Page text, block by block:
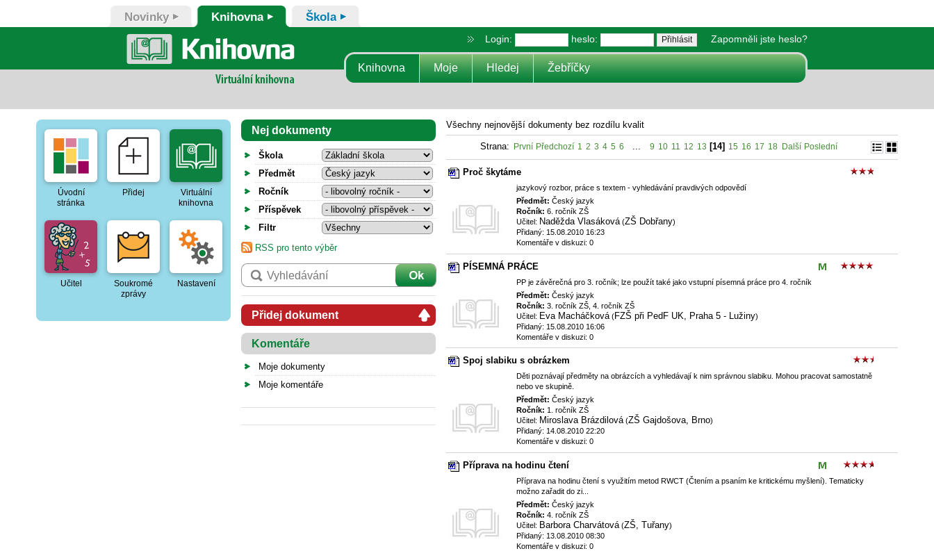
Novinky Knihovna Škola
Login: heslo: Zapomněli jste heslo?
Knihovna Moje Hledej Žebříčky
Úvodní
stránka
Přidej
Virtuální
knihovna
Učitel
Soukromé
zprávy
Nastavení
Nej dokumenty
Škola
Předmět
Ročník
Příspěvek
Filtr
RSS pro tento výběr
Přidej dokument
Komentáře
Moje dokumenty
Moje komentáře
Všechny nejnovější dokumenty bez rozdílu kvalit
Strana: První Předchozí 1 2 3 4 5 6 9 10 11 12 13 [14] 15 16 17 18 Další Poslední
Proč škytáme
jazykový rozbor, práce s textem - vyhledávání pravdivých odpovědí
Předmět: Český jazyk
Ročník: 6. ročník ZŠ
Učitel: Naděžda Vlasáková (ZŠ Dobřany)
Přidaný: 15.08.2010 16:23
Komentáře v diskuzi: 0
PÍSEMNÁ PRÁCE
PP je závěrečná pro 3. ročník; lze použít také jako vstupní písemná práce pro 4. ročník
Předmět: Český jazyk
Ročník: 3. ročník ZŠ, 4. ročník ZŠ
Učitel: Eva Macháčková (FZŠ při PedF UK, Praha 5 - Lužiny)
Přidaný: 15.08.2010 16:06
Komentáře v diskuzi: 0
Spoj slabiku s obrázkem
Děti poznávají předměty na obrázcích a vyhledávají k nim správnou slabiku. Mohou pracovat samostatně
nebo ve skupině.
Předmět: Český jazyk
Ročník: 1. ročník ZŠ
Učitel: Miroslava Brázdilová (ZŠ Gajdošova, Brno)
Přidaný: 14.08.2010 22:20
Komentáře v diskuzi: 0
Příprava na hodinu čtení
Příprava na hodinu čtení s využitím metod RWCT (Čtením a psaním ke kritickému myšlení). Tematicky
možno zařadit do zi...
Předmět: Český jazyk
Ročník: 4. ročník ZŠ
Učitel: Barbora Charvátová (ZŠ, Tuřany)
Přidaný: 13.08.2010 08:30
Komentáře v diskuzi: 0